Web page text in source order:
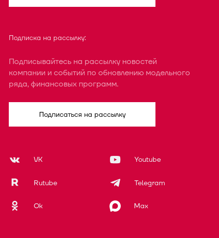
Подписка на рассылку:
Подписывайтесь на рассылку новостей
компании и событий по обновлению модельного
ряда, финансовых программ.
Подписаться на рассылку
VK Youtube
Rutube Telegram
Ok Max